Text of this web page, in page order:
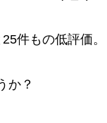
件もの低評価。
か？